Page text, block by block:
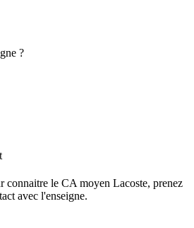
?
connaitre le CA moyen Lacoste, prenez
avec l'enseigne.